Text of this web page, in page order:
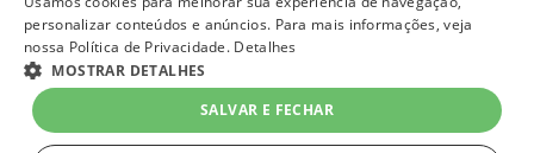
personalizar conteúdos e anúncios. Para mais informações, veja
nossa Política de Privacidade. Detalhes
MOSTRAR DETALHES
SALVAR E FECHAR